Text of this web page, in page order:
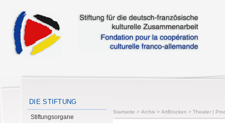
DIE STIFTUNG
Stiftungsorgane
Startseite > Archiv > ArtBrücken > Theater |